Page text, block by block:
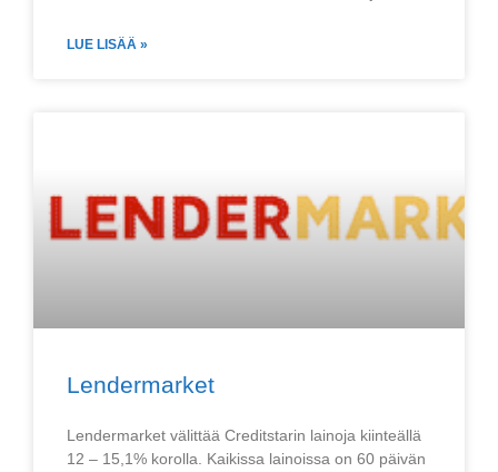
LUE LISÄÄ »
Lendermarket
Lendermarket välittää Creditstarin lainoja kiinteällä
12 – 15,1% korolla. Kaikissa lainoissa on 60 päivän